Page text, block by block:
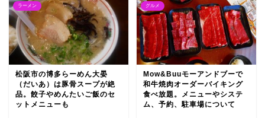
ラーメン
松阪市の博多らーめん大晏
（だいあ）は豚骨スープが絶
品。餃子やめんたいご飯のセ
ットメニューも
グルメ
Mow&Buuモーアンドブーで
和牛焼肉オーダーバイキング
食べ放題。メニューやシステ
ム、予約、駐車場について